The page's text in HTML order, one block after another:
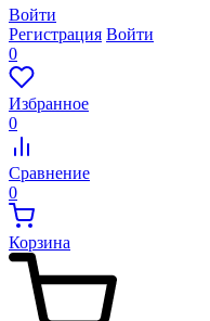
Войти
Регистрация Войти
0
Избранное
0
Сравнение
0
Корзина